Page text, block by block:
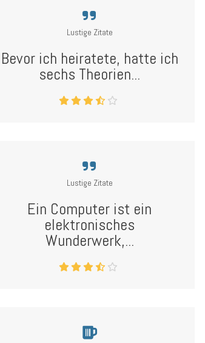
Lustige Zitate
Bevor ich heiratete, hatte ich
sechs Theorien...
Lustige Zitate
Ein Computer ist ein
elektronisches
Wunderwerk,...